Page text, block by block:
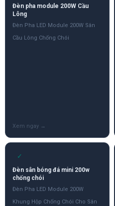
Đèn pha module 200W Cầu
Lông
Đèn Pha LED Module 200W Sân
Cầu Lông Chống Chói
✓
Đèn sân bóng đá mini 200w
chống chói
Đèn Pha LED Module 200W
Khung Hộp Chống Chói Cho Sân